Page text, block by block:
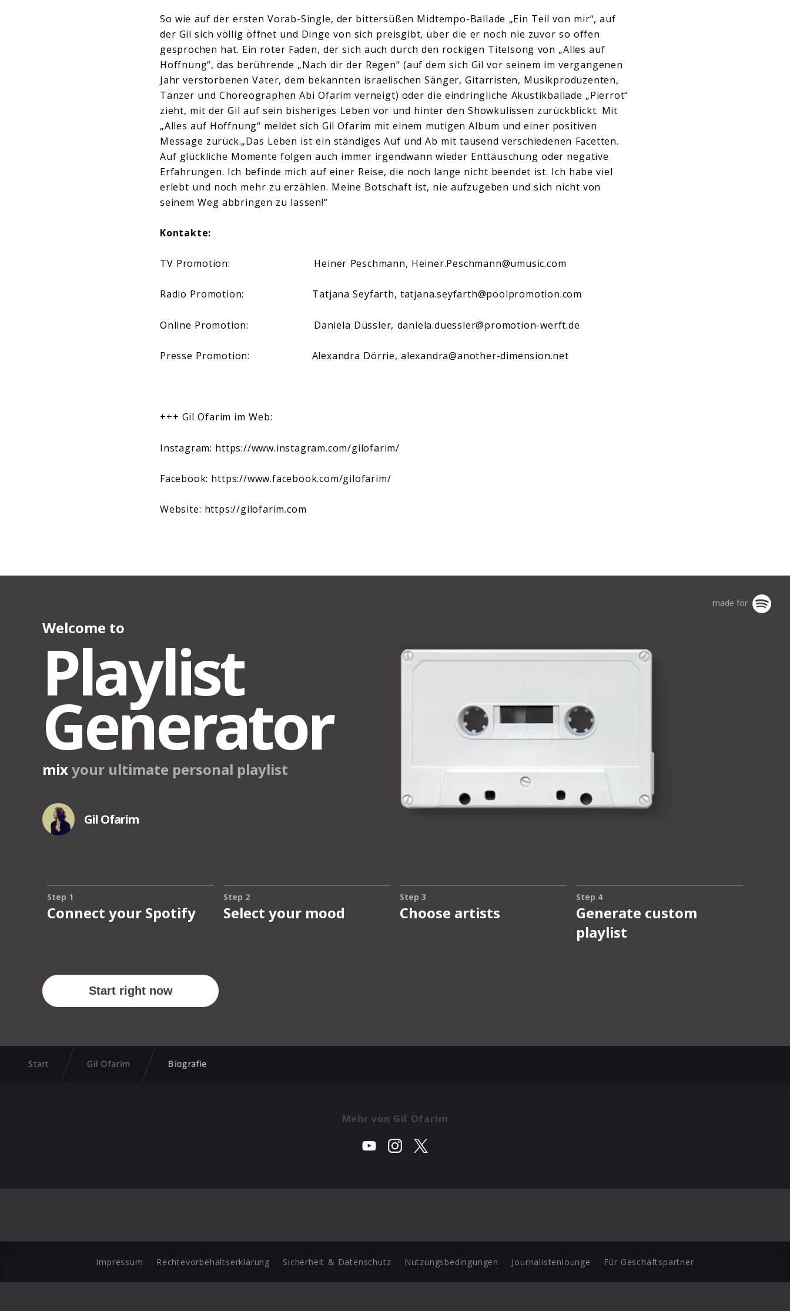
So wie auf der ersten Vorab-Single, der bittersüßen Midtempo-Ballade „Ein Teil von mir“, auf
der Gil sich völlig öffnet und Dinge von sich preisgibt, über die er noch nie zuvor so offen
gesprochen hat. Ein roter Faden, der sich auch durch den rockigen Titelsong von „Alles auf
Hoffnung“, das berührende „Nach dir der Regen“ (auf dem sich Gil vor seinem im vergangenen
Jahr verstorbenen Vater, dem bekannten israelischen Sänger, Gitarristen, Musikproduzenten,
Tänzer und Choreographen Abi Ofarim verneigt) oder die eindringliche Akustikballade „Pierrot“
zieht, mit der Gil auf sein bisheriges Leben vor und hinter den Showkulissen zurückblickt. Mit
„Alles auf Hoffnung“ meldet sich Gil Ofarim mit einem mutigen Album und einer positiven
Message zurück.„Das Leben ist ein ständiges Auf und Ab mit tausend verschiedenen Facetten.
Auf glückliche Momente folgen auch immer irgendwann wieder Enttäuschung oder negative
Erfahrungen. Ich befinde mich auf einer Reise, die noch lange nicht beendet ist. Ich habe viel
erlebt und noch mehr zu erzählen. Meine Botschaft ist, nie aufzugeben und sich nicht von
seinem Weg abbringen zu lassen!“
Kontakte:
TV Promotion: Heiner Peschmann, Heiner.Peschmann@umusic.com
Radio Promotion: Tatjana Seyfarth, tatjana.seyfarth@poolpromotion.com
Online Promotion: Daniela Düssler, daniela.duessler@promotion-werft.de
Presse Promotion: Alexandra Dörrie,alexandra@another-dimension.net
+++ Gil Ofarim im Web:
Instagram: https://www.instagram.com/gilofarim/
Facebook: https://www.facebook.com/gilofarim/
Website: https://gilofarim.com
Start Gil Ofarim Biografie
Mehr von Gil Ofarim
Impressum Rechtevorbehaltserklärung Sicherheit & Datenschutz Nutzungsbedingungen Journalistenlounge Für Geschäftspartner